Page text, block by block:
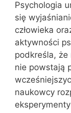
Psychologia
się
człowieka
aktywności
podkreśla, że
nie powstają
naukowcy